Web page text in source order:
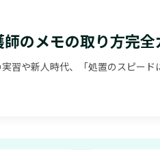
のメモの取り方完
習や新人時代、「処置のスピー